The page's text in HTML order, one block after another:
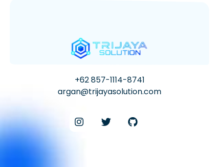
+62 857-1114-8741
argan@trijayasolution.com